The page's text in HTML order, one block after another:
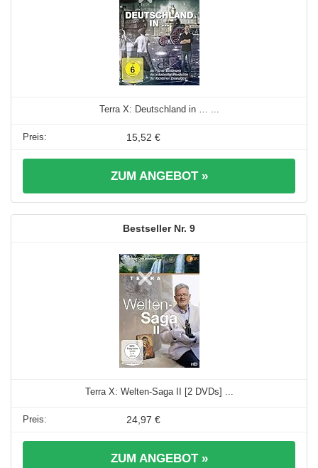
Terra X: Deutschland in … ...
15,52 €
ZUM ANGEBOT »
9
Terra X: Welten-Saga II [2 DVDs] ...
24,97 €
ZUM ANGEBOT »